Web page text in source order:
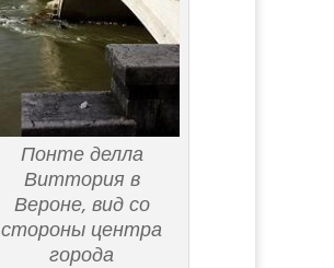
Понте делла
Виттория в
Вероне, вид со
стороны центра
города